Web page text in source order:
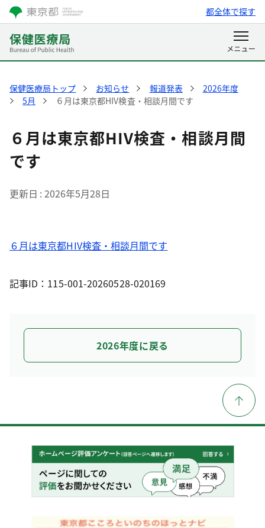
都全体で探す
保健医療局トップ お知らせ 報道発表
2026年度
5月
６月は東京都HIV検査・相談月間です
６月は東京都HIV検査・相談月間
です
更新日 2026年5月28日
６月は東京都HIV検査・相談月間です
記事ID：115-001-20260528-020169
2026年度に戻る